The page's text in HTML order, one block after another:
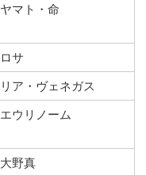
ヤマト・命
ロサ
リア・ヴェネガス
エウリノーム
大野真